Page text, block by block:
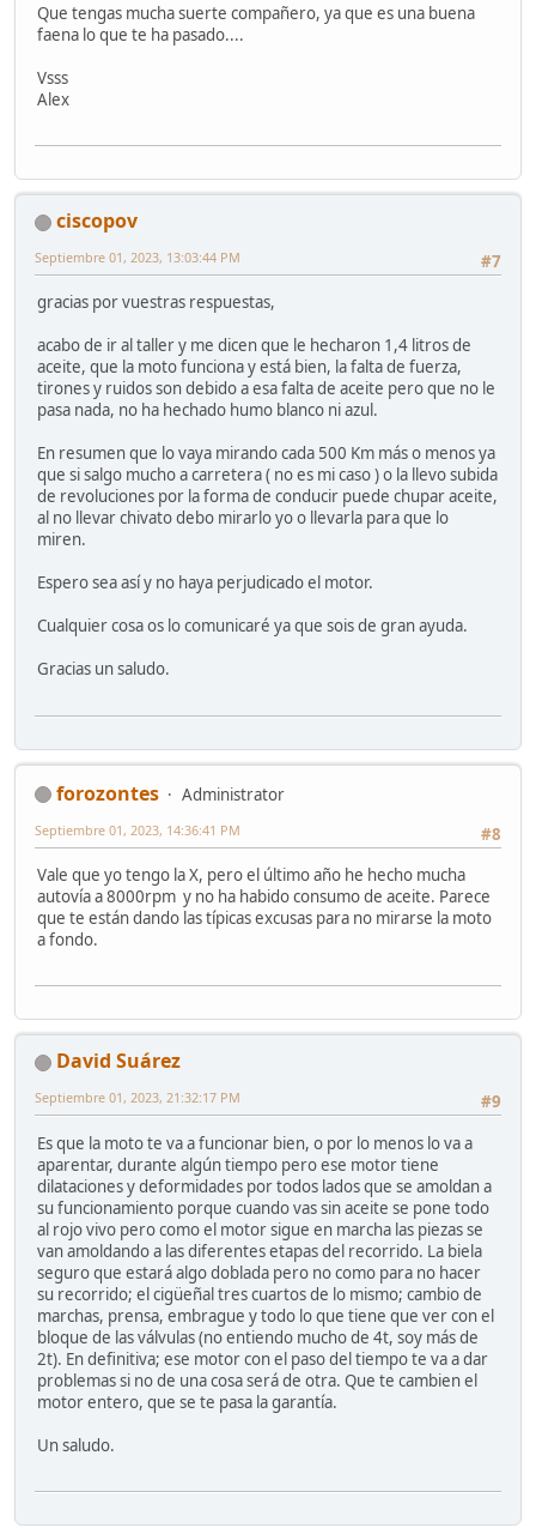
Que tengas mucha suerte compañero, ya que es una buena
faena lo que te ha pasado....
Vsss
Alex
ciscopov
#7
Septiembre 01, 2023, 13:03:44 PM
gracias por vuestras respuestas,
acabo de ir al taller y me dicen que le hecharon 1,4 litros de
aceite, que la moto funciona y está bien, la falta de fuerza,
tirones y ruidos son debido a esa falta de aceite pero que no le
pasa nada, no ha hechado humo blanco ni azul.
En resumen que lo vaya mirando cada 500 Km más o menos ya
que si salgo mucho a carretera ( no es mi caso ) o la llevo subida
de revoluciones por la forma de conducir puede chupar aceite,
al no llevar chivato debo mirarlo yo o llevarla para que lo
miren.
Espero sea así y no haya perjudicado el motor.
Cualquier cosa os lo comunicaré ya que sois de gran ayuda.
Gracias un saludo.
forozontes
Administrator
#8
Septiembre 01, 2023, 14:36:41 PM
Vale que yo tengo la X, pero el último año he hecho mucha
autovía a 8000rpm y no ha habido consumo de aceite. Parece
que te están dando las típicas excusas para no mirarse la moto
a fondo.
David Suárez
#9
Septiembre 01, 2023, 21:32:17 PM
Es que la moto te va a funcionar bien, o por lo menos lo va a
aparentar, durante algún tiempo pero ese motor tiene
dilataciones y deformidades por todos lados que se amoldan a
su funcionamiento porque cuando vas sin aceite se pone todo
al rojo vivo pero como el motor sigue en marcha las piezas se
van amoldando a las diferentes etapas del recorrido. La biela
seguro que estará algo doblada pero no como para no hacer
su recorrido; el cigüeñal tres cuartos de lo mismo; cambio de
marchas, prensa, embrague y todo lo que tiene que ver con el
bloque de las válvulas (no entiendo mucho de 4t, soy más de
2t). En definitiva; ese motor con el paso del tiempo te va a dar
problemas si no de una cosa será de otra. Que te cambien el
motor entero, que se te pasa la garantía.
Un saludo.